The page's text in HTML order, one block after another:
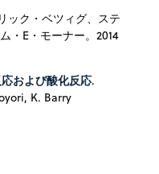
ック・ベツィグ、ステ
・E・モーナー。2014
および酸化反応.
K. Barry